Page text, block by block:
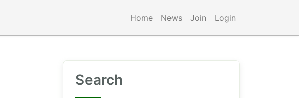
Home News Join Login
Search